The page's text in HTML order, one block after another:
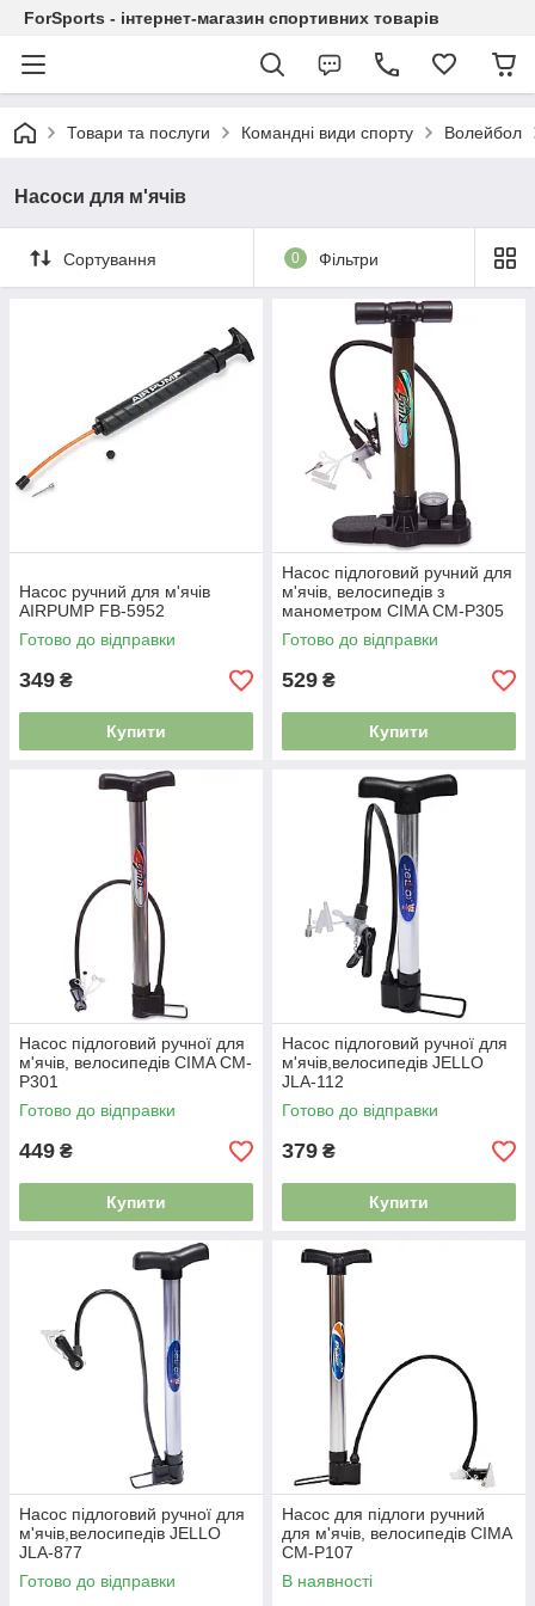
ForSports - інтернет-магазин спортивних товарів
Товари та послуги Командні види спорту Волейбол
Насоси для м'ячів
Сортування 0 Фільтри
Насос ручний для м'ячів
AIRPUMP FB-5952
Готово до відправки
349 ₴
Купити
Насос підлоговий ручний для
м'ячів, велосипедів з
манометром CIMA CM-P305
Готово до відправки
529 ₴
Купити
Насос підлоговий ручної для
м'ячів, велосипедів CIMA CM-
P301
Готово до відправки
449 ₴
Купити
Насос підлоговий ручної для
м'ячів,велосипедів JELLO
JLA-112
Готово до відправки
379 ₴
Купити
Насос підлоговий ручної для
м'ячів,велосипедів JELLO
JLA-877
Готово до відправки
Насос для підлоги ручний
для м'ячів, велосипедів CIMA
CM-P107
В наявності